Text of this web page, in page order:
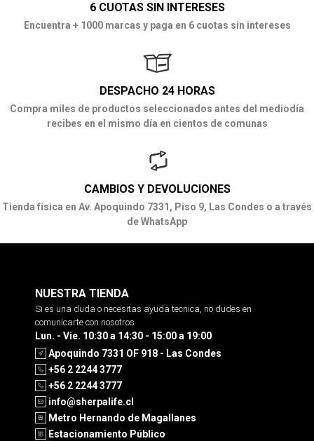
6 CUOTAS SIN INTERESES
Encuentra + 1000 marcas y paga en 6 cuotas sin intereses
DESPACHO 24 HORAS
Compra miles de productos seleccionados antes del mediodía
recibes en el mismo día en cientos de comunas
CAMBIOS Y DEVOLUCIONES
Tienda física en Av. Apoquindo 7331, Piso 9, Las Condes o a través
de WhatsApp
NUESTRA TIENDA
Si es una duda o necesitas ayuda tecnica, no dudes en
comunicarte con nosotros
Lun. - Vie. 10:30 a 14:30 - 15:00 a 19:00
Apoquindo 7331 OF 918 - Las Condes
+56 2 2244 3777
+56 2 2244 3777
info@sherpalife.cl
Metro Hernando de Magallanes
Estacionamiento Público